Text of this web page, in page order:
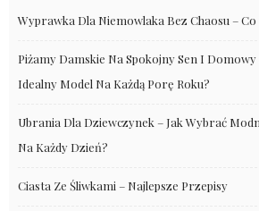
Wyprawka Dla Niemowlaka Bez Chaosu –
Piżamy Damskie Na Spokojny Sen I Domowy
Idealny Model Na Każdą Porę Roku?
Ubrania Dla Dziewczynek – Jak Wybrać
Na Każdy Dzień?
Ciasta Ze Śliwkami – Najlepsze Przepisy